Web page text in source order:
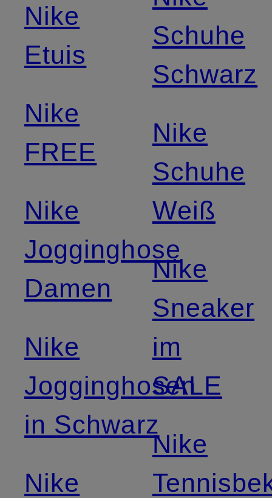
Nike
Etuis
Nike
FREE
Nike
Jogginghose
Damen
Nike
Jogginghosen
in Schwarz
Nike
Schuhe
Schwarz
Nike
Schuhe
Weiß
Nike
Sneaker
im
SALE
Nike